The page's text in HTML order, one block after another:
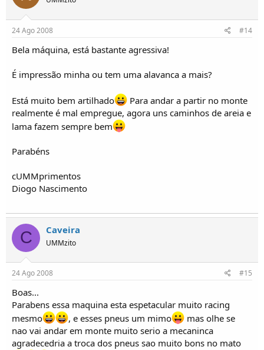
24 Ago 2008 #14
Bela máquina, está bastante agressiva!
É impressão minha ou tem uma alavanca a mais?
Está muito bem artilhado
Para andar a partir no monte
realmente é mal empregue, agora uns caminhos de areia e
lama fazem sempre bem
Parabéns
cUMMprimentos
Diogo Nascimento
C Caveira
UMMzito
24 Ago 2008 #15
Boas...
Parabens essa maquina esta espetacular muito racing
mesmo
, e esses pneus um mimo
mas olhe se
nao vai andar em monte muito serio a mecaninca
agradecedria a troca dos pneus sao muito bons no mato